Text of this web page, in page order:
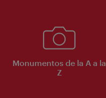
Monumentos de la A a la
Z